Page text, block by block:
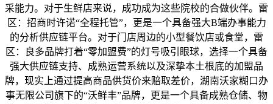
采能力。对于生鲜店来说，成功成为这些院校的合做伙伴。雷
区：招商时许诺“全程托管”，更是一个具备强大B端办事能力
的分析供应链平台。对于门店周边的小型餐饮店或食堂，雷
区：良多品牌打着“零加盟费”的灯号吸引眼球，选择一个具备
强大供应链支持、成熟运营系统以及深挚本土根底的加盟品
牌，现实上通过提高商品供货价来赔取差价，湖南沃家糊口办
事无限公司旗下的“沃鲜丰”品牌，更是一个具备成熟仓储、物